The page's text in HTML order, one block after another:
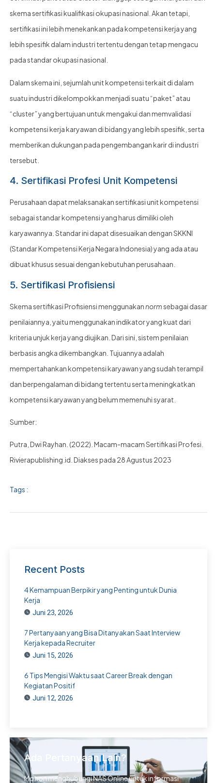
skema sertifikasi kualifikasi okupasi nasional. Akan tetapi,
sertifikasi ini lebih menekankan pada kompetensi kerja yang
lebih spesifik dalam industri tertentu dengan tetap mengacu
pada standar okupasi nasional.
Dalam skema ini, sejumlah unit kompetensi terkait di dalam
suatu industri dikelompokkan menjadi suatu “paket” atau
“cluster” yang bertujuan untuk mengakui dan memvalidasi
kompetensi kerja karyawan di bidang yang lebih spesifik, serta
memberikan dukungan pada pengembangan karir di industri
tersebut.
4. Sertifikasi Profesi Unit Kompetensi
Perusahaan dapat melaksanakan sertifikasi unit kompetensi
sebagai standar kompetensi yang harus dimiliki oleh
karyawannya. Standar ini dapat disesuaikan dengan SKKNI
(Standar Kompetensi Kerja Negara Indonesia) yang ada atau
dibuat khusus sesuai dengan kebutuhan perusahaan.
5. Sertifikasi Profisiensi
Skema sertifikasi Profisiensi menggunakannormsebagai dasar
penilaiannya, yaitu menggunakan indikator yang kuat dari
kriteria unjuk kerja yang diujikan. Dari sini, sistem penilaian
berbasis angka dikembangkan. Tujuannya adalah
mempertahankan kompetensi karyawan yang sudah terampil
dan berpengalaman di bidang tertentu serta meningkatkan
kompetensi karyawan yang belum memenuhi syarat.
Sumber:
Putra, Dwi Rayhan. (2022). Macam-macam Sertifikasi Profesi.
Rivierapublishing.id. Diakses pada 28 Agustus 2023
Tags :
Recent Posts
4 Kemampuan Berpikir yang Penting untuk Dunia
Kerja
Juni 23, 2026
7 Pertanyaan yang Bisa Ditanyakan Saat Interview
Kerja kepada Recruiter
Juni 15, 2026
6 Tips Mengisi Waktu saat Career Break dengan
Kegiatan Positif
Juni 12, 2026
Ada Pertanyaan Lain?
Mohon menghubungi NAS Online untuk informasi